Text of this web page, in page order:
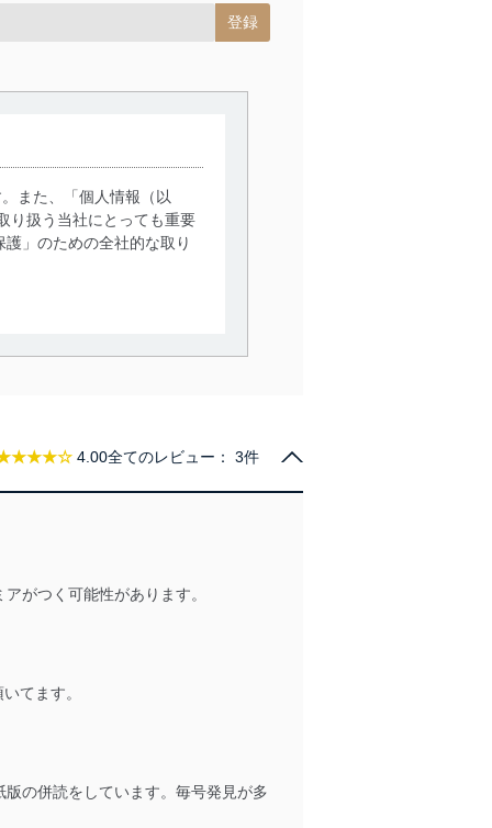
また、「個人情報（以
り扱う当社にとっても重要
」のための全社的な取り
用目的の達成に必要な範
への不要なアクセスを防止
タベース等を取り扱う情報
4.00全てのレビュー： 3件
がつく可能性があります。
てます。
の併読をしています。毎号発見が多